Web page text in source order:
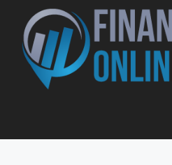
Inhalt
springen